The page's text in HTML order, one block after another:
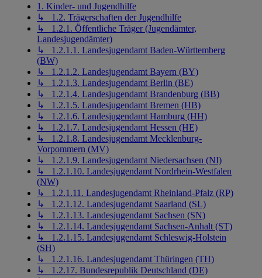
1. Kinder- und Jugendhilfe
↳ 1.2. Trägerschaften der Jugendhilfe
↳ 1.2.1. Öffentliche Träger (Jugendämter,
Landesjugendämter)
↳ 1.2.1.1. Landesjugendamt Baden-Württemberg
(BW)
↳ 1.2.1.2. Landesjugendamt Bayern (BY)
↳ 1.2.1.3. Landesjugendamt Berlin (BE)
↳ 1.2.1.4. Landesjugendamt Brandenburg (BB)
↳ 1.2.1.5. Landesjugendamt Bremen (HB)
↳ 1.2.1.6. Landesjugendamt Hamburg (HH)
↳ 1.2.1.7. Landesjugendamt Hessen (HE)
↳ 1.2.1.8. Landesjugendamt Mecklenburg-
Vorpommern (MV)
↳ 1.2.1.9. Landesjugendamt Niedersachsen (NI)
↳ 1.2.1.10. Landesjugendamt Nordrhein-Westfalen
(NW)
↳ 1.2.1.11. Landesjugendamt Rheinland-Pfalz (RP)
↳ 1.2.1.12. Landesjugendamt Saarland (SL)
↳ 1.2.1.13. Landesjugendamt Sachsen (SN)
↳ 1.2.1.14. Landesjugendamt Sachsen-Anhalt (ST)
↳ 1.2.1.15. Landesjugendamt Schleswig-Holstein
(SH)
↳ 1.2.1.16. Landesjugendamt Thüringen (TH)
↳ 1.2.17. Bundesrepublik Deutschland (DE)